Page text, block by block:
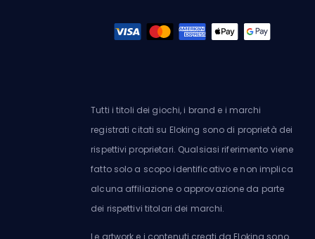
Tutti i titoli dei giochi, i brand e i marchi
registrati citati su Eloking sono di proprietà dei
rispettivi proprietari. Qualsiasi riferimento viene
fatto solo a scopo identificativo e non implica
alcuna affiliazione o approvazione da parte
dei rispettivi titolari dei marchi.